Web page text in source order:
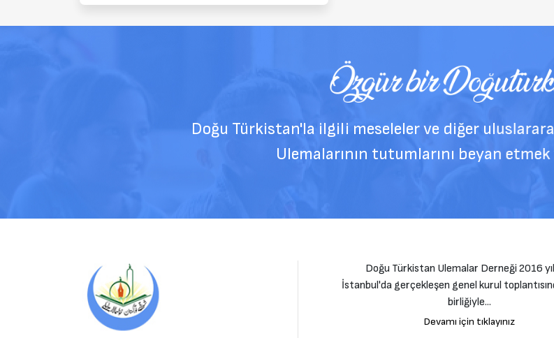
Doğu Türkistan'la ilgili meseleler ve diğer uluslararası
Ulemalarının tutumlarını beyan etmek ve
Doğu Türkistan Ulemalar Derneği 2016
İstanbul'da gerçekleşen genel kurul
birliğiyle...
Devamı için tıklayınız